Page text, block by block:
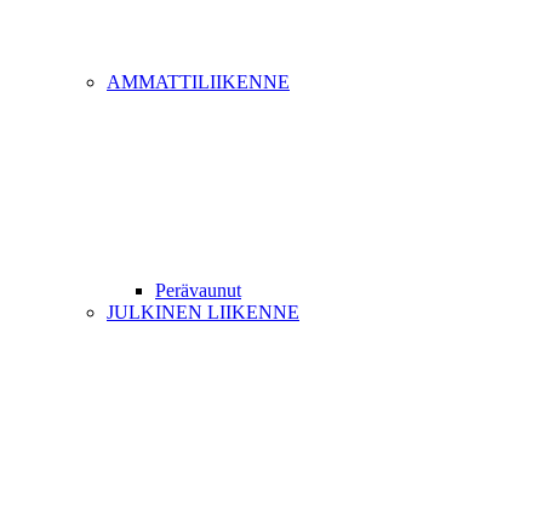
AMMATTILIIKENNE
Perävaunut
JULKINEN LIIKENNE